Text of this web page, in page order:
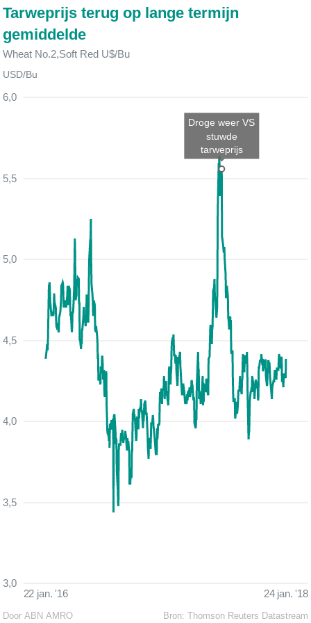
Tarweprijs terug op lange termijn
gemiddelde
Wheat No.2,Soft Red U$/Bu
USD/Bu
22 jan. '16 24 jan. '18
3,0
3,5
4,0
4,5
5,0
5,5
6,0
Bron: Thomson Reuters Datastream
Door ABN AMRO
Droge weer VS
stuwde
tarweprijs